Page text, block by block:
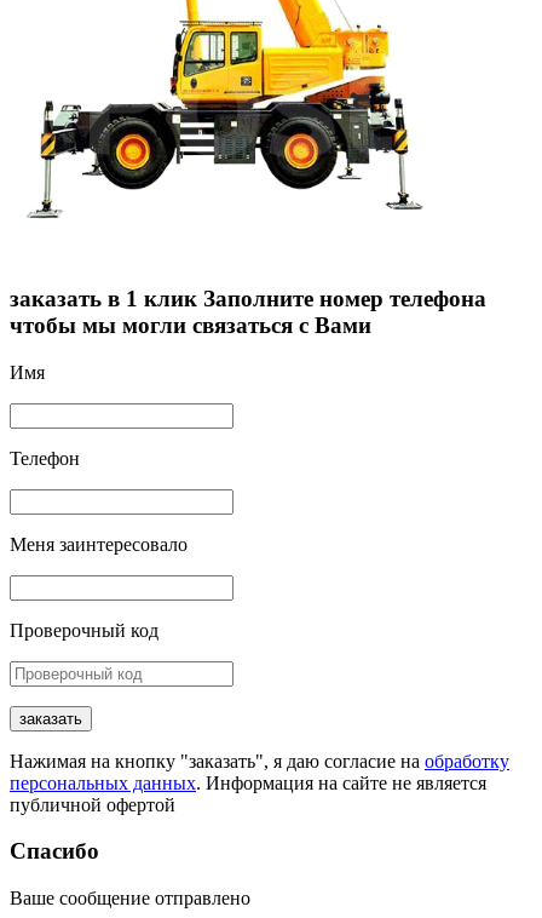
заказать в 1 клик Заполните номер телефона
чтобы мы могли связаться с Вами
Имя
Телефон
Меня заинтересовало
Проверочный код
заказать
Нажимая на кнопку "заказать", я даю согласие на обработку
персональных данных. Информация на сайте не является
публичной офертой
Спасибо
Ваше сообщение отправлено